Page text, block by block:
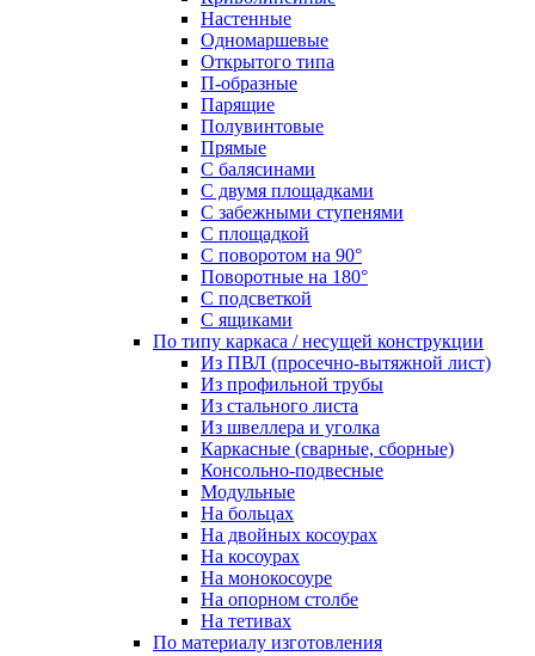
Настенные
Одномаршевые
Открытого типа
П-образные
Парящие
Полувинтовые
Прямые
С балясинами
С двумя площадками
С забежными ступенями
С площадкой
С поворотом на 90°
Поворотные на 180°
С подсветкой
С ящиками
По типу каркаса / несущей конструкции
Из ПВЛ (просечно-вытяжной лист)
Из профильной трубы
Из стального листа
Из швеллера и уголка
Каркасные (сварные, сборные)
Консольно-подвесные
Модульные
На больцах
На двойных косоурах
На косоурах
На монокосоуре
На опорном столбе
На тетивах
По материалу изготовления